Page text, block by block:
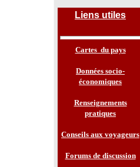
Liens utiles
Cartes du pays
Données socio-
économiques
Renseignements
pratiques
Conseils aux voyageurs
Forums de discussion